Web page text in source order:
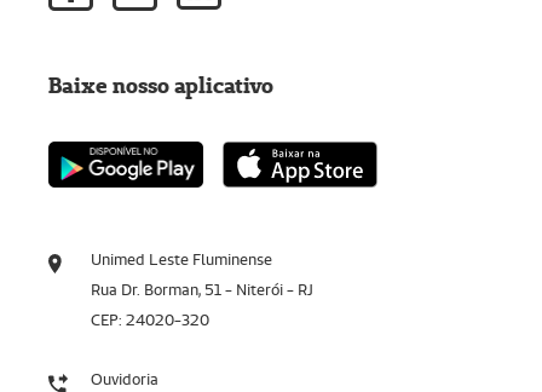
Unimed Leste Fluminense
Rua Dr. Borman, 51 - Niterói - RJ
CEP: 24020-320
Ouvidoria
Baixe nosso aplicativo